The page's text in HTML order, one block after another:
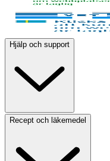
Hjälp och support
Recept och läkemedel